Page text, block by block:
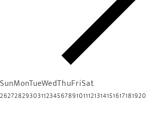
SunMonTueWedThuFriSat
2627282930311234567891011121314151617181920